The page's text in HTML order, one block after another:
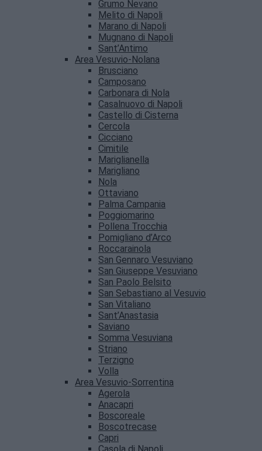
Grumo Nevano
Melito di Napoli
Marano di Napoli
Mugnano di Napoli
Sant’Antimo
Area Vesuvio-Nolana
Brusciano
Camposano
Carbonara di Nola
Casalnuovo di Napoli
Castello di Cisterna
Cercola
Cicciano
Cimitile
Mariglianella
Marigliano
Nola
Ottaviano
Palma Campania
Poggiomarino
Pollena Trocchia
Pomigliano d’Arco
Roccarainola
San Gennaro Vesuviano
San Giuseppe Vesuviano
San Paolo Belsito
San Sebastiano al Vesuvio
San Vitaliano
Sant’Anastasia
Saviano
Somma Vesuviana
Striano
Terzigno
Volla
Area Vesuvio-Sorrentina
Agerola
Anacapri
Boscoreale
Boscotrecase
Capri